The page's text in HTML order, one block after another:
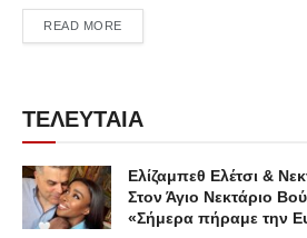
READ MOREDETAILS
ΤΕΛΕΥΤΑΙΑ
Ελίζαμπεθ Ελέτσι &
Στον Άγιο Νεκτάριο
«Σήμερα πήραμε την